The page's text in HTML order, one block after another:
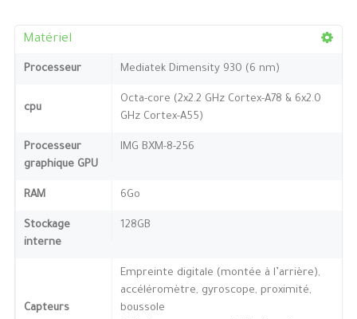
Matériel
Processeur Mediatek Dimensity 930 (6 nm)
cpu
Octa-core (2x2.2 GHz Cortex-A78 & 6x2.0
GHz Cortex-A55)
Processeur
graphique GPU
IMG BXM-8-256
RAM 6Go
Stockage
interne
128GB
Capteurs
Empreinte digitale (montée à l’arrière),
accéléromètre, gyroscope, proximité,
boussole